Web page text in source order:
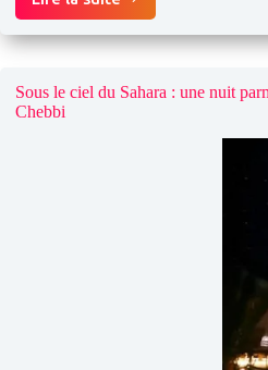
Agafay
ou
Sahara ?
son
Sous le ciel du Sahara : une nuit
Chebbi